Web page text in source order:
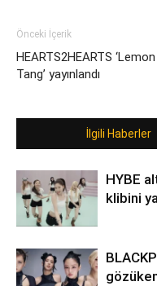
Önceki İçerik
HEARTS2HEARTS ‘Lemon
Tang’ yayınlandı
İlgili Haberler
HYBE
klibini